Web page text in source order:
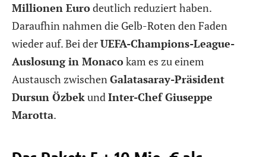
Millionen Eurodeutlich reduziert haben.
Daraufhin nahmen die Gelb-Roten den Faden
wieder auf. Bei derUEFA-Champions-League-
Auslosung in Monacokam es zu einem
Austausch zwischenGalatasaray-Präsident
Dursun ÖzbekundInter-Chef Giuseppe
Marotta.